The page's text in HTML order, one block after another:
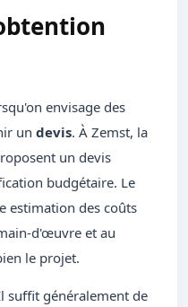
envisage des
un devis. À Zemst, la
un devis
budgétaire. Le
estimation des coûts
d'œuvre et au
le projet.
suffit généralement de